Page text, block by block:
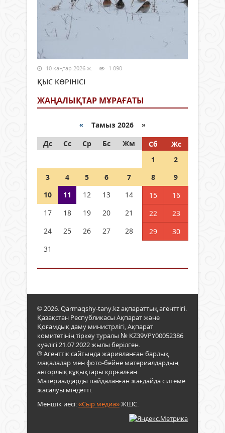
10 қаңтар 2026 ж. 1 090
ҚЫС КӨРІНІСІ
ЖАҢАЛЫҚТАР МҰРАҒАТЫ
« Тамыз 2026 »
Дс
Сс Ср Бс Жм Сб
Жс
1
2
3
4 5 6 7 8
9
10
11 12 13 14 15
16
17
18 19 20 21 22
23
24
25 26 27 28 29
30
31
© 2026. Qarmaqshy-tany.kz ақпараттық агенттігі.
Қазақстан Республикасы Ақпарат және
Қоғамдық даму министрлігі, Ақпарат
комитетінің тіркеу туралы № KZ39VPY00052386
куәлігі 21.07.2022 жылы берілген.
® Агенттік сайтында жарияланған барлық
мақалалар мен фото-бейне материалдардың
авторлық құқықтары қорғалған.
Материалдарды пайдаланған жағдайда сілтеме
жасалуы міндетті.
Меншік иесі:«Сыр медиа»ЖШС.